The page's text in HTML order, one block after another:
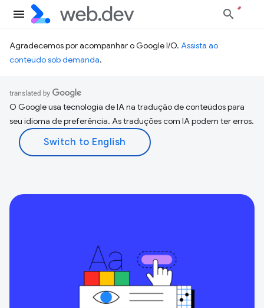
Agradecemos por acompanhar o Google I/O. Assista ao
conteúdo sob demanda.
O Google usa tecnologia de IA na tradução de conteúdos para
seu idioma de preferência. As traduções com IA podem ter erros.